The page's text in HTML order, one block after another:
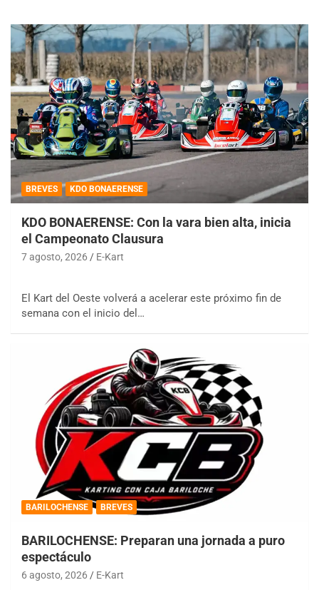
BREVES KDO BONAERENSE
KDO BONAERENSE: Con la vara bien alta, inicia
el Campeonato Clausura
7 agosto, 2026 E-Kart
El Kart del Oeste volverá a acelerar este próximo fin de
semana con el inicio del…
BARILOCHENSE BREVES
BARILOCHENSE: Preparan una jornada a puro
espectáculo
6 agosto, 2026 E-Kart